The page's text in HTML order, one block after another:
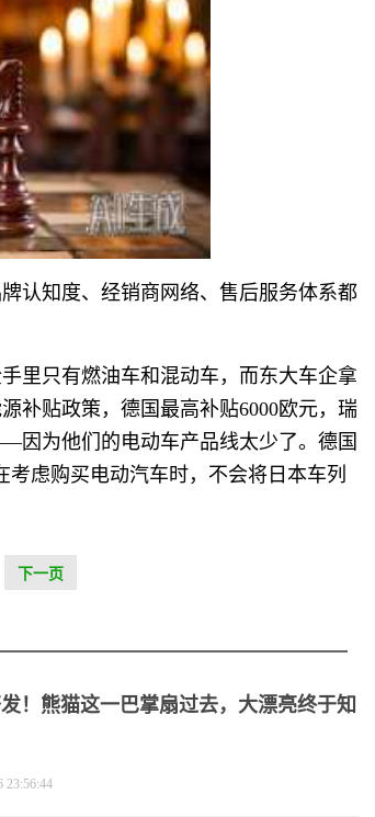
认知度、经销商网络、售后服务体系都
里只有燃油车和混动车，而东大车企拿
补贴政策，德国最高补贴6000欧元，瑞
因为他们的电动车产品线太少了。德国
虑购买电动汽车时，不会将日本车列
下一页
！熊猫这一巴掌扇过去，大漂亮终于知
23:56:44